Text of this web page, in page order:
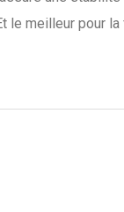
le meilleur pour